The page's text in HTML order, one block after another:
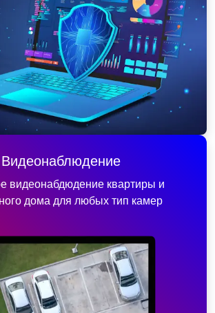
Видеонаблюдение
видеонабдюдение квартиры и
дома для любых тип камер